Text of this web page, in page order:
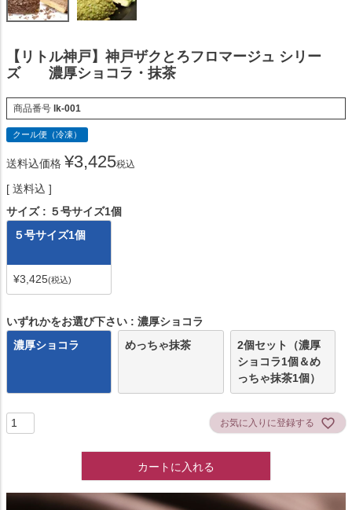
【リトル神戸】神戸ザクとろフロマージュ シリー
ズ 濃厚ショコラ・抹茶
商品番号 lk-001
クール便（冷凍）
送料込価格 ¥3,425税込
送料込
サイズ
５号サイズ1個
５号サイズ1個
¥3,425 税込
いずれかをお選び下さい
濃厚ショコラ
濃厚ショコラ
めっちゃ抹茶
2個セット（濃厚
ショコラ1個＆め
っちゃ抹茶1個）
お気に入りに登録する
カートに入れる